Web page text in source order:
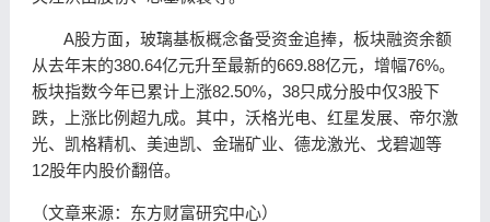
A股方面，玻璃基板概念备受资金追捧，板块融资余额
从去年末的380.64亿元升至最新的669.88亿元，增幅76%。
板块指数今年已累计上涨82.50%，38只成分股中仅3股下
跌，上涨比例超九成。其中， 沃格光电、 红星发展、 帝尔激
光、 凯格精机、 美迪凯、 金瑞矿业、 德龙激光、 戈碧迦等
12股年内股价翻倍。
（文章来源： 东方财富研究中心）